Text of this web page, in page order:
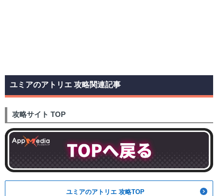
ユミアのアトリエ 攻略関連記事
攻略サイト TOP
ユミアのアトリエ 攻略TOP